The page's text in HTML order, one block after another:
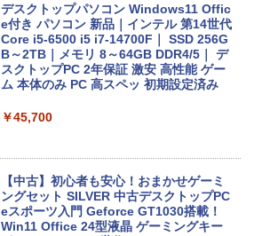
ws11 Office付｜スペック Core i5 第7世
代 メモリ 8GB 大容量 HDD 500GB テン
キー DVDドライブ搭載 CD DVD 再生可
｜中古パソコン 中古ノートパソコン 中古
PC オフィス搭載
応】Webカメラ&テンキー付き ノートパ
ソコン 中古 パソコン メモリ 8GB 最大3
2GB 新品 SSD 256GB 高性能 第8世代 C
ore i5搭載 DVD 中古ノートパソコン Win
デスクトップパソコン Windows11 Offic
e付き パソコン 新品｜インテル 第14世代
Core i5-6500 i5 i7-14700F｜ SSD 256G
B～2TB｜メモリ 8～64GB DDR4/5｜ デ
スクトップPC 2年保証 激安 高性能 ゲー
ム 本体のみ PC 高スペッ 初期設定済み
￥45,700
【中古】初心者も安心！おまかせゲーミ
ングセット SILVER 中古デスクトップPC
eスポーツ入門 Geforce GT1030搭載！
Win11 Office 24型液晶 ゲーミングキー